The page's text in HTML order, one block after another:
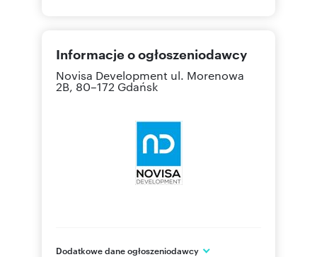
Informacje o ogłoszeniodawcy
Novisa Development ul. Morenowa
2B, 80–172 Gdańsk
Dodatkowe dane ogłoszeniodawcy